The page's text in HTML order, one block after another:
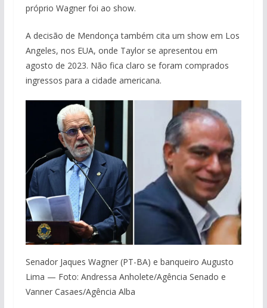
próprio Wagner foi ao show.
A decisão de Mendonça também cita um show em Los
Angeles, nos EUA, onde Taylor se apresentou em
agosto de 2023. Não fica claro se foram comprados
ingressos para a cidade americana.
Senador Jaques Wagner (PT-BA) e banqueiro Augusto
Lima — Foto: Andressa Anholete/Agência Senado e
Vanner Casaes/Agência Alba